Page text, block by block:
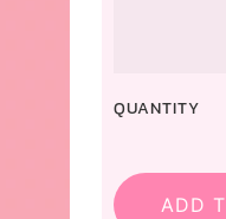
QUANTITY
ADD